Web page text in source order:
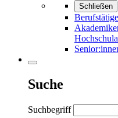
Schließen
Suche
Suchbegriff